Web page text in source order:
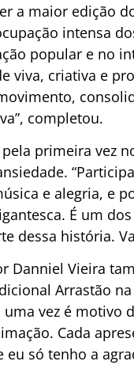
a maior edição
intensa
popular e no
viva, criativa e
completou.
primeira vez
e alegria, e
É um
dessa história.
Danniel Vieira
Arrastão
vez é motivo
Cada
só tenho a